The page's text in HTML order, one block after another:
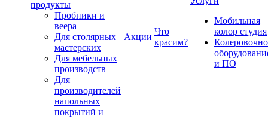
продукты
Пробники и
веера
Для столярных
мастерских
Для мебельных
производств
Для
производителей
напольных
покрытий и
Акции
Что
красим?
Мобильная
колор студия
и ПО